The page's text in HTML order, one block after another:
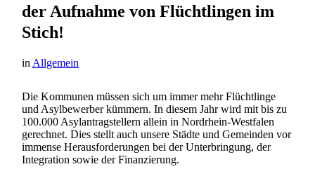
der Aufnahme von Flüchtlingen im
Stich!
in Allgemein
Die Kommunen müssen sich um immer mehr Flüchtlinge
und Asylbewerber kümmern. In diesem Jahr wird mit bis zu
100.000 Asylantragstellern allein in Nordrhein-Westfalen
gerechnet. Dies stellt auch unsere Städte und Gemeinden vor
immense Herausforderungen bei der Unterbringung, der
Integration sowie der Finanzierung.